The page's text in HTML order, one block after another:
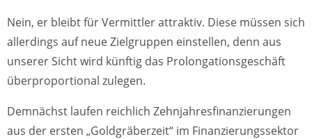
Nein, er bleibt für Vermittler attraktiv. Diese müssen sich
allerdings auf neue Zielgruppen einstellen, denn aus
unserer Sicht wird künftig das Prolongationsgeschäft
überproportional zulegen.
Demnächst laufen reichlich Zehnjahresfinanzierungen
aus der ersten „Goldgräberzeit“ im Finanzierungssektor